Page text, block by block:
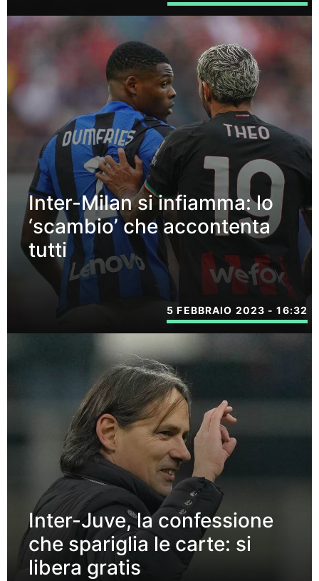
Inter-Milan si infiamma: lo
‘scambio’ che accontenta
tutti
5 FEBBRAIO 2023 - 16:32
Inter-Juve, la confessione
che spariglia le carte: si
libera gratis